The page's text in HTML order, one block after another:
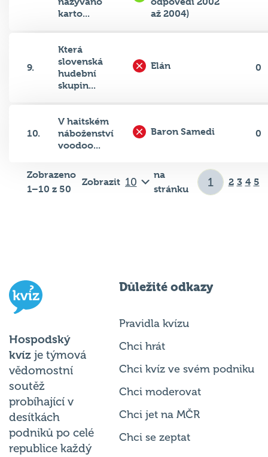
karto...
až 2004)
9.
Která
slovenská
hudební
skupin...
Elán 0
10.
V haitském
náboženství
voodoo...
Baron Samedi 0
Zobrazeno
1–10 z 50
Zobrazit
na
stránku
2 3 4 5
Hospodský
kvíz je týmová
vědomostní
soutěž
probíhající v
desítkách
podniků po celé
republice každý
Důležité odkazy
Pravidla kvízu
Chci hrát
Chci kvíz ve svém podniku
Chci moderovat
Chci jet na MČR
Chci se zeptat